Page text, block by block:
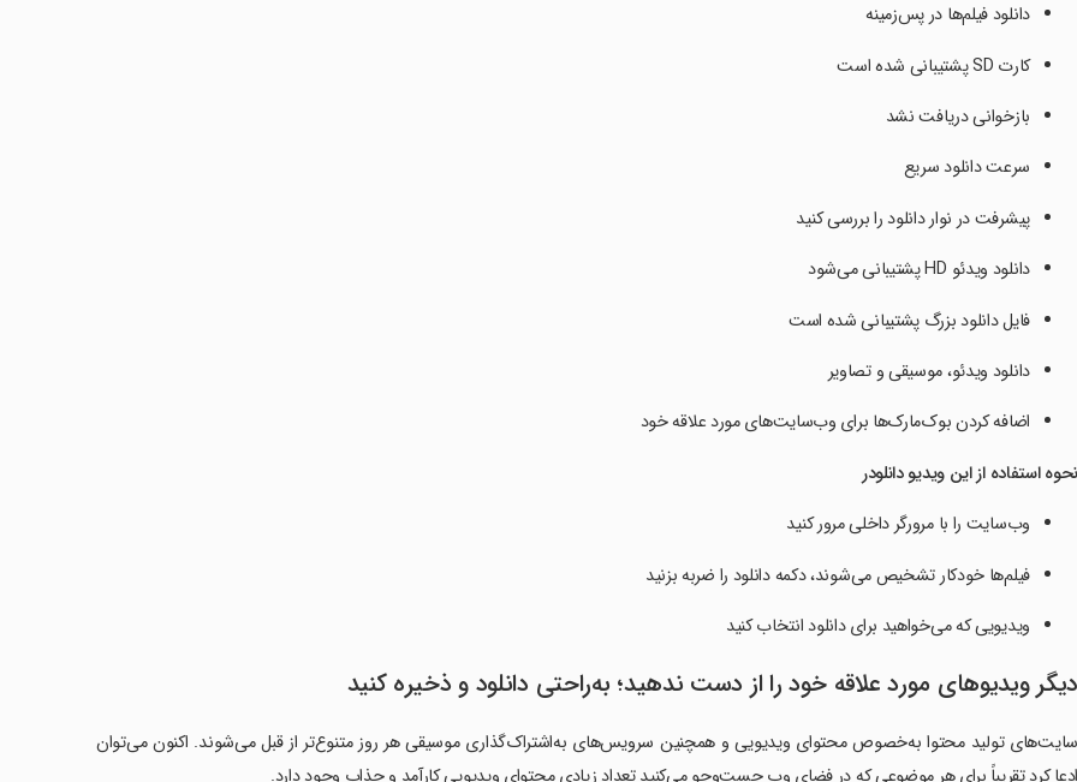
دانلود فیلم‌ها در پس‌زمینه
کارت SD پشتیبانی شده است
بازخوانی دریافت نشد
سرعت دانلود سریع
پیشرفت در نوار دانلود را بررسی کنید
دانلود ویدئو HD پشتیبانی می‌شود
فایل دانلود بزرگ پشتیبانی شده است
دانلود ویدئو، موسیقی و تصاویر
اضافه‌ کردن بوک‌مارک‌ها برای وب‌سایت‌های مورد علاقه‌ خود
نحوه استفاده از این ویدیو دانلودر
وب‌سایت را با مرورگر داخلی مرور کنید
فیلم‌ها خودکار تشخیص می‌شوند، دکمه‌ دانلود را ضربه بزنید
ویدیویی که می‌خواهید برای دانلود انتخاب کنید
دیگر ویدیوهای مورد علاقه‌ خود را از دست ندهید؛ به‌راحتی دانلود و ذخیره کنید
سایت‌های تولید محتوا به‌خصوص محتوای ویدیویی و همچنین سرویس‌های به‌اشتراک‌گذاری موسیقی هر روز متنوع‌تر از قبل می‌شوند. اکنون می‌توان
ادعا کرد تقریباً برای هر موضوعی که در فضای وب جست‌وجو می‌کنید تعداد زیادی محتوای ویدیویی کارآمد و جذاب وجود دارد.